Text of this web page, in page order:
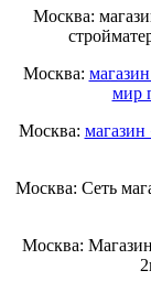
Москва:
Москва:
мир
Москва:
Москва: Сеть
Москва: